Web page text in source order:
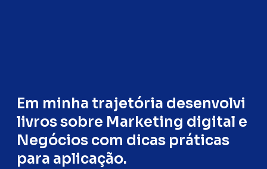
Em minha trajetória desenvolvi
livros sobre Marketing digital e
Negócios com dicas práticas
para aplicação.